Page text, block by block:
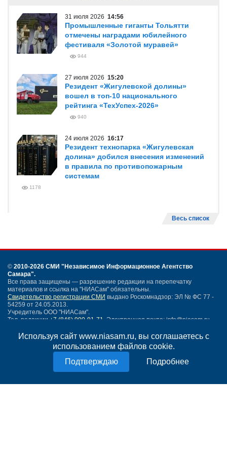
Используя сайт www.niasam.ru, вы соглашаетесь с
использованием файлов cookie.
Подробнее
31 июля 2026 14:56
Промышленные гиганты Тольятти
отмечены наградами юбилейного
фестиваля «Золотой муравей»
944
27 июля 2026 15:20
Резидент «Жигулевской долины»
вошел в топ-10 национального
рейтинга «ТехУспех-2026»
940
24 июля 2026 16:17
Резидент технопарка «Жигулевская
долина» добился внесения изменений
в правила по противопожарным
системам
1178
Весь список
© 2010-2026 СМИ "Независимое Информационное Агентство
Самара".
Все права защищены — разрешение редакции на перепечатку
материалов и ссылка на "НИАСам" обязательны.
Свидетельство регистрации СМИ выдано Роскомнадзор: ЭЛ № ФС 77 -
54259 от 24.05.2013.
Учредитель ООО "НИАСам".
Тел. редакции +7 (846) 990-91-71. Электронная почта: info@niasam.ru
Написать письмо
Политика конфиденциальности
18+